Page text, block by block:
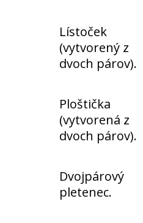
Lístoček
(vytvorený z
dvoch párov).
Ploštička
(vytvorená z
dvoch párov).
Dvojpárový
pletenec.